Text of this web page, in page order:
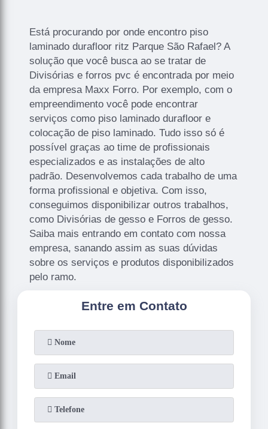
Está procurando por onde encontro piso
laminado durafloor ritz Parque São Rafael? A
solução que você busca ao se tratar de
Divisórias e forros pvc é encontrada por meio
da empresa Maxx Forro. Por exemplo, com o
empreendimento você pode encontrar
serviços como piso laminado durafloor e
colocação de piso laminado. Tudo isso só é
possível graças ao time de profissionais
especializados e as instalações de alto
padrão. Desenvolvemos cada trabalho de uma
forma profissional e objetiva. Com isso,
conseguimos disponibilizar outros trabalhos,
como Divisórias de gesso e Forros de gesso.
Saiba mais entrando em contato com nossa
empresa, sanando assim as suas dúvidas
sobre os serviços e produtos disponibilizados
pelo ramo.
Entre em Contato